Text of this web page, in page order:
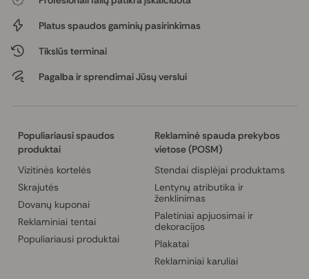
Platus spaudos gaminių pasirinkimas
Tikslūs terminai
Pagalba ir sprendimai Jūsų verslui
Populiariausi spaudos
produktai
Vizitinės kortelės
Skrajutės
Dovanų kuponai
Reklaminiai tentai
Populiariausi produktai
Reklaminė spauda prekybos
vietose (POSM)
Stendai displėjai produktams
Lentynų atributika ir
ženklinimas
Paletiniai apjuosimai ir
dekoracijos
Plakatai
Reklaminiai karuliai